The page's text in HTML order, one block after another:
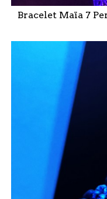
Bracelet Maïa 7